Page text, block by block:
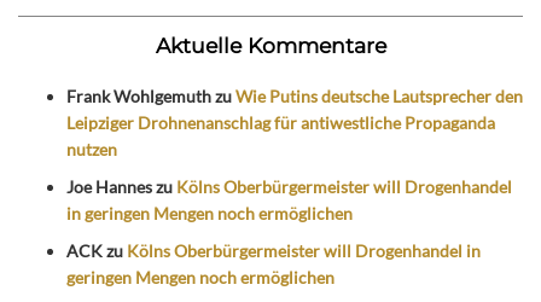
Aktuelle Kommentare
Frank WohlgemuthzuWie Putins deutsche Lautsprecher den
Leipziger Drohnenanschlag für antiwestliche Propaganda
nutzen
Joe Hanneszu Kölns Oberbürgermeister will Drogenhandel
in geringen Mengen noch ermöglichen
ACKzu Kölns Oberbürgermeister will Drogenhandel in
geringen Mengen noch ermöglichen